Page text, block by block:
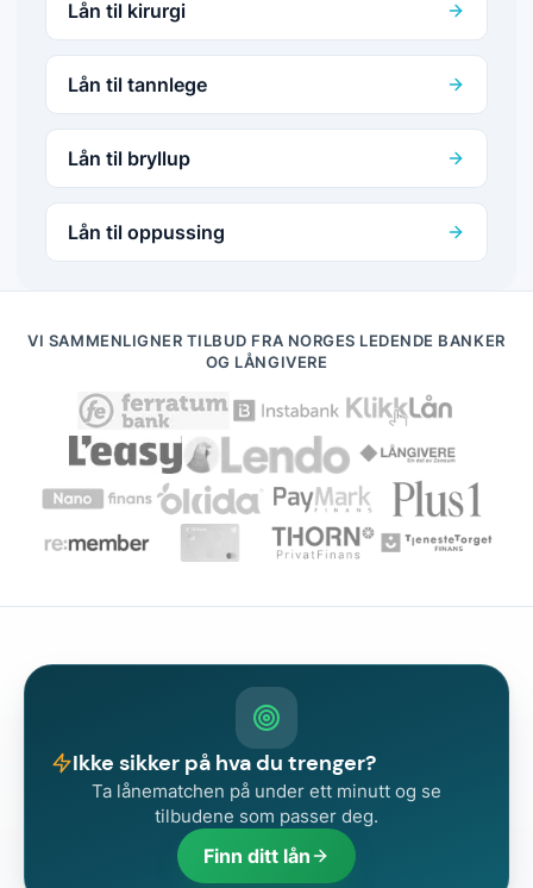
Lån til kirurgi
Lån til tannlege
Lån til bryllup
Lån til oppussing
VI SAMMENLIGNER TILBUD FRA NORGES LEDENDE BANKER
OG LÅNGIVERE
Ikke sikker på hva du trenger?
Ta lånematchen på under ett minutt og se
tilbudene som passer deg.
Finn ditt lån